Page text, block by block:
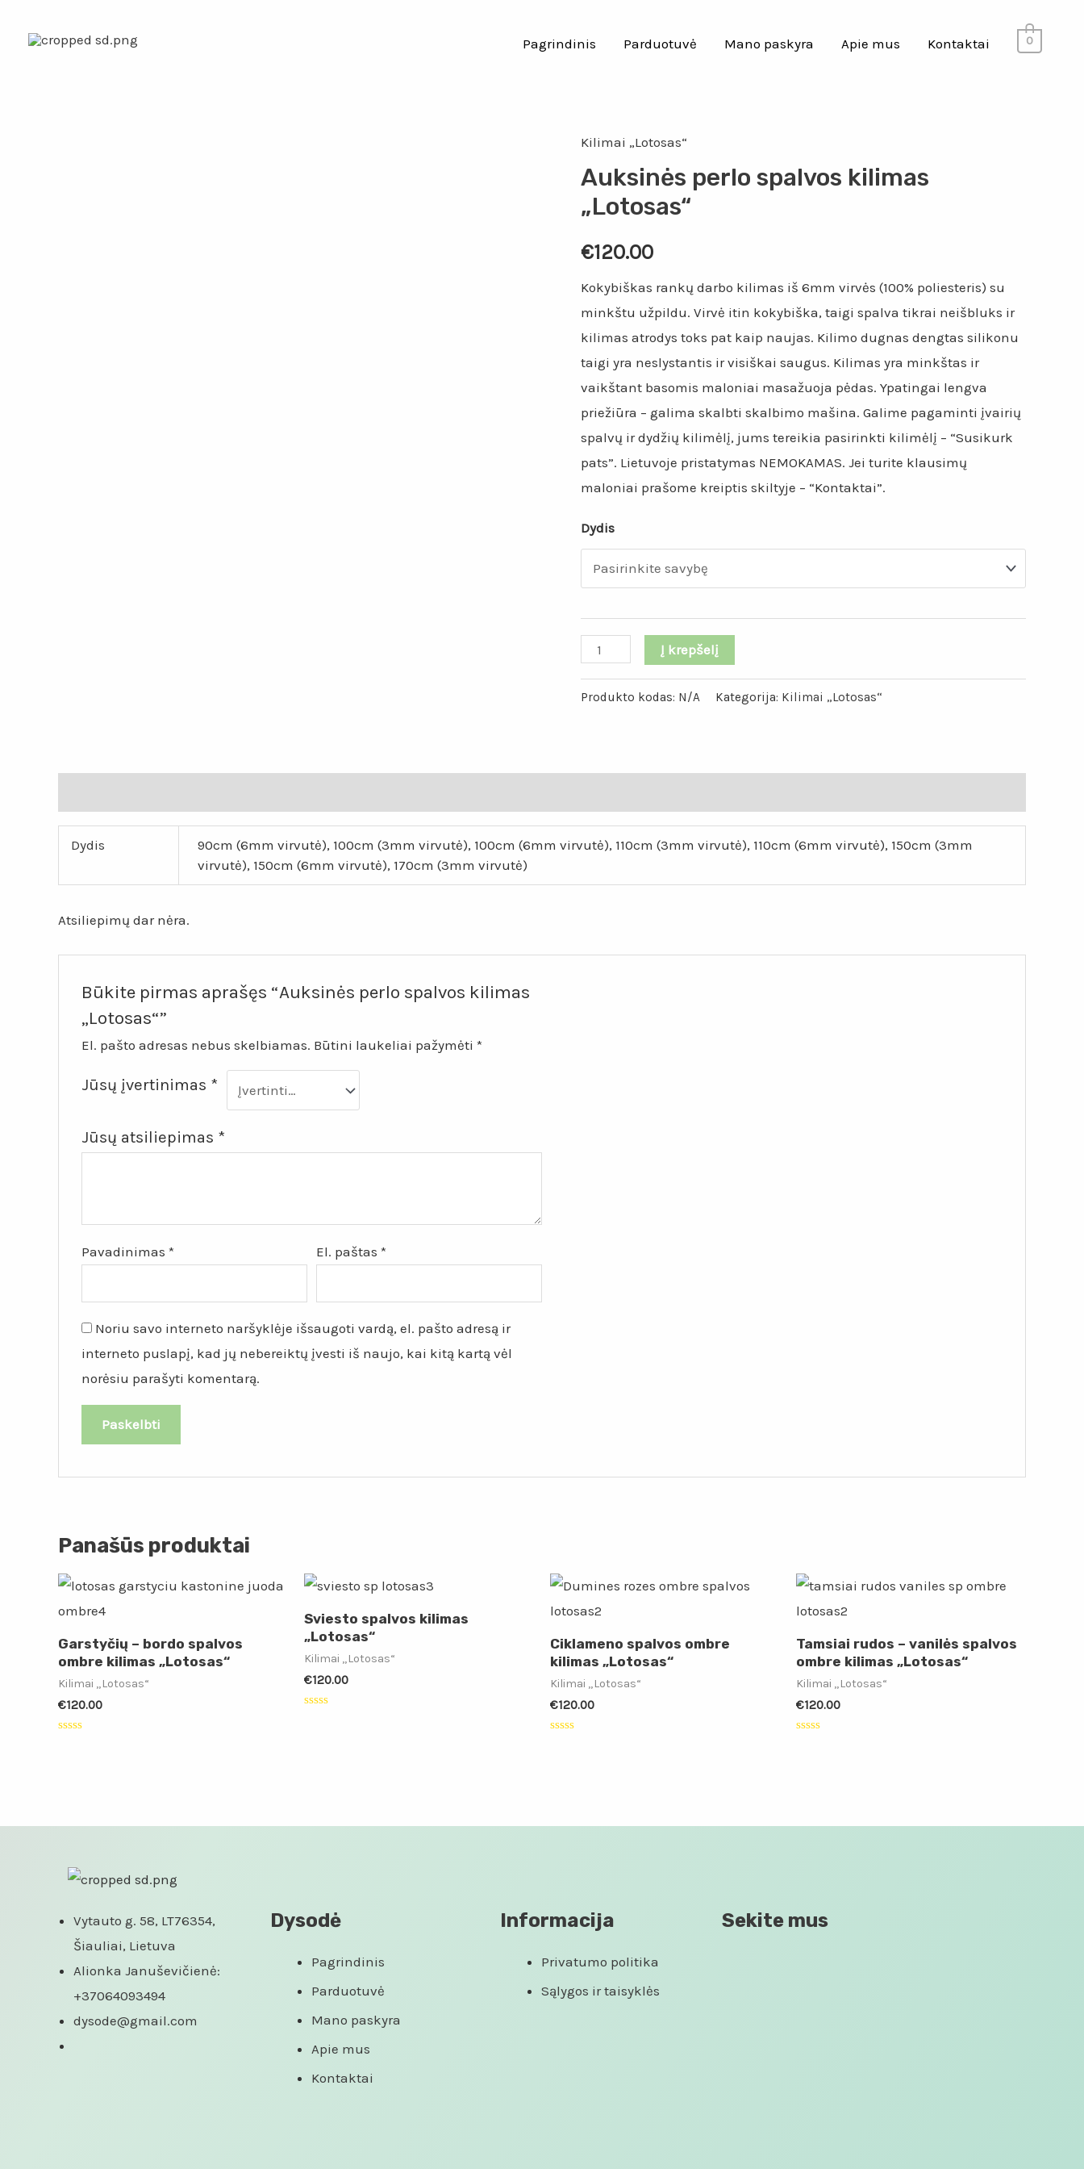
Pagrindinis Parduotuvė Mano paskyra Apie mus Kontaktai 0
Kilimai „Lotosas“
Auksinės perlo spalvos kilimas
„Lotosas“
€120.00
Kokybiškas rankų darbo kilimas iš 6mm virvės (100% poliesteris) su
minkštu užpildu. Virvė itin kokybiška, taigi spalva tikrai neišbluks ir
kilimas atrodys toks pat kaip naujas. Kilimo dugnas dengtas silikonu
taigi yra neslystantis ir visiškai saugus. Kilimas yra minkštas ir
vaikštant basomis maloniai masažuoja pėdas. Ypatingai lengva
priežiūra – galima skalbti skalbimo mašina. Galime pagaminti įvairių
spalvų ir dydžių kilimėlį, jums tereikia pasirinkti kilimėlį – “Susikurk
pats”. Lietuvoje pristatymas NEMOKAMAS. Jei turite klausimų
maloniai prašome kreiptis skiltyje – “Kontaktai”.
Dydis
Į krepšelį
Produkto kodas: N/A Kategorija: Kilimai „Lotosas“
Dydis
90cm (6mm virvutė), 100cm (3mm virvutė), 100cm (6mm virvutė), 110cm (3mm virvutė), 110cm (6mm virvutė), 150cm (3mm
virvutė), 150cm (6mm virvutė), 170cm (3mm virvutė)
Atsiliepimų dar nėra.
Būkite pirmas aprašęs “Auksinės perlo spalvos kilimas
„Lotosas“”
El. pašto adresas nebus skelbiamas. Būtini laukeliai pažymėti*
Jūsų įvertinimas *
Jūsų atsiliepimas *
Pavadinimas* El. paštas*
Noriu savo interneto naršyklėje išsaugoti vardą, el. pašto adresą ir
interneto puslapį, kad jų nebereiktų įvesti iš naujo, kai kitą kartą vėl
norėsiu parašyti komentarą.
Panašūs produktai
Garstyčių – bordo spalvos
ombre kilimas „Lotosas“
Kilimai „Lotosas“
€120.00
Sviesto spalvos kilimas
„Lotosas“
Kilimai „Lotosas“
€120.00
Ciklameno spalvos ombre
kilimas „Lotosas“
Kilimai „Lotosas“
€120.00
Tamsiai rudos – vanilės spalvos
ombre kilimas „Lotosas“
Kilimai „Lotosas“
€120.00
Vytauto g. 58, LT76354,
Šiauliai, Lietuva
Alionka Januševičienė:
+37064093494
dysode@gmail.com
Dysodė
Pagrindinis
Parduotuvė
Mano paskyra
Apie mus
Kontaktai
Informacija
Privatumo politika
Sąlygos ir taisyklės
Sekite mus